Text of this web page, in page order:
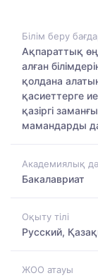
Білім беру
Ақпараттық
алған
қолдана
қасиеттерге
қазіргі
мамандарды
Академиялық
Бакалавриат
Оқыту тілі
Русский,
ЖОО атауы